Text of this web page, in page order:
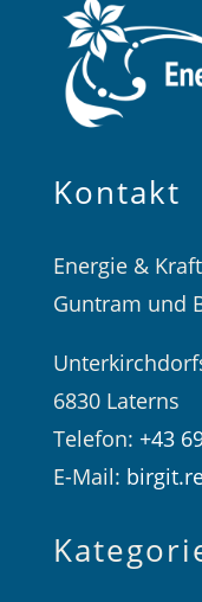
Kontakt
Energie &
Guntram und
6830 Laterns
Telefon: +43
E-Mail: